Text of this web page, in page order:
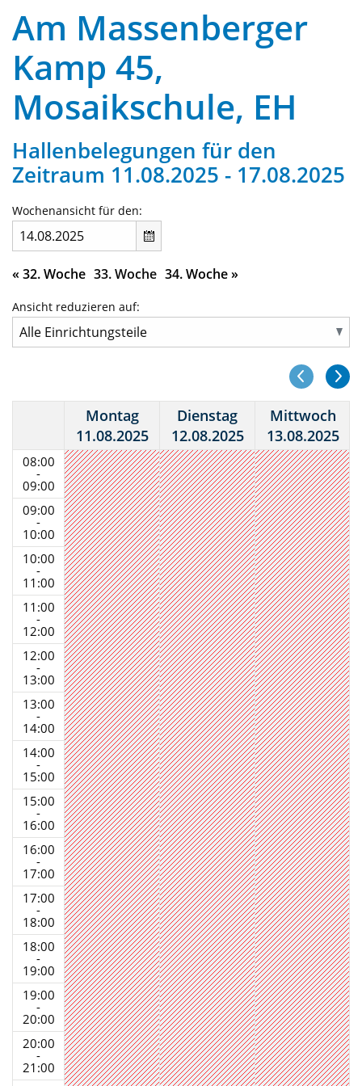
Am Massenberger
Kamp 45,
Mosaikschule, EH
Hallenbelegungen für den
Zeitraum 11.08.2025 - 17.08.2025
Wochenansicht für den:
« 32. Woche 33. Woche 34. Woche»
Ansicht reduzieren auf:
08:00
-
09:00
09:00
-
10:00
10:00
-
11:00
11:00
-
12:00
12:00
-
13:00
13:00
-
14:00
14:00
-
15:00
15:00
-
16:00
16:00
-
17:00
17:00
-
18:00
18:00
-
19:00
19:00
-
20:00
20:00
-
21:00
Montag
11.08.2025
Dienstag
12.08.2025
Mittwoch
13.08.2025